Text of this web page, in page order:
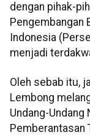
dengan pihak-
Pengembangan
Indonesia
menjadi
Oleh sebab itu,
Lembong
Undang-Undang
Pemberantasan